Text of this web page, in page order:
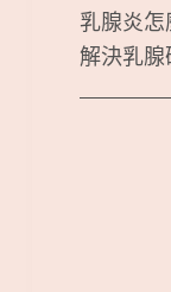
乳腺炎
解決乳